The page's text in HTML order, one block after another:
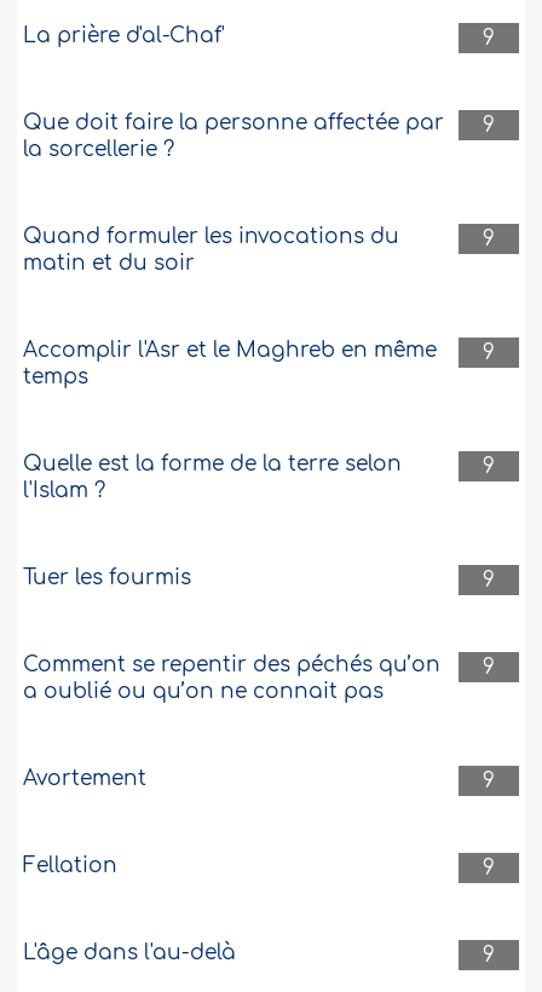
9
La prière d'al-Chaf'
9
Que doit faire la personne affectée par
la sorcellerie ?
9
Quand formuler les invocations du
matin et du soir
9
Accomplir l'Asr et le Maghreb en même
temps
9
Quelle est la forme de la terre selon
l'Islam ?
9
Tuer les fourmis
9
Comment se repentir des péchés qu’on
a oublié ou qu’on ne connait pas
9
Avortement
9
Fellation
9
L'âge dans l'au-delà